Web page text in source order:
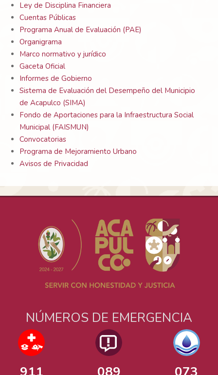
Ley de Disciplina Financiera
Cuentas Públicas
Programa Anual de Evaluación (PAE)
Organigrama
Marco normativo y jurídico
Gaceta Oficial
Informes de Gobierno
Sistema de Evaluación del Desempeño del Municipio
de Acapulco (SIMA)
Fondo de Aportaciones para la Infraestructura Social
Municipal (FAISMUN)
Convocatorias
Programa de Mejoramiento Urbano
Avisos de Privacidad
NÚMEROS DE EMERGENCIA